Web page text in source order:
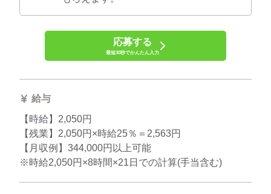
応募する
最短30秒でかんたん入力
給与
【時給】2,050円
【残業】2,050円×時給25％＝2,563円
【月収例】344,000円以上可能
※時給2,050円×8時間×21日での計算(手当含む)